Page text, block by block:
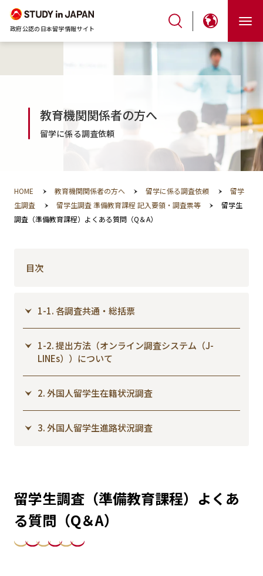
政府公認の日本留学情報サイト
教育機関関係者の方へ
留学に係る調査依頼
HOME 教育機関関係者の方へ 留学に係る調査依頼
留学
生調査
留学生調査 準備教育課程 記入要領・調査票等
留学生
調査（準備教育課程）よくある質問（Q＆A）
目次
1-1. 各調査共通・総括票
1-2. 提出方法（オンライン調査システム（J-
LINEs））について
2. 外国人留学生在籍状況調査
3. 外国人留学生進路状況調査
留学生調査（準備教育課程）よくあ
る質問（Q＆A）